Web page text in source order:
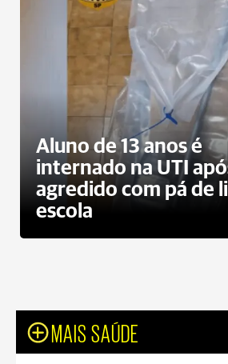
Aluno de 13 anos é
internado na UTI
agredido com pá de
escola
MAIS SAÚDE